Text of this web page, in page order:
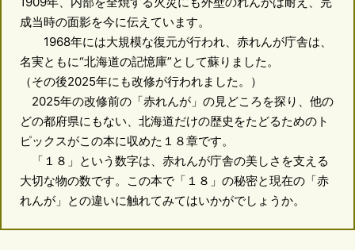
成当時の面影を今に伝えています。
1968年には大規模な復元が行われ、赤れんが庁舎は、
名実ともに“北海道の記憶庫”として蘇りました。
（その後2025年にも改修が行われました。）
2025年の改修前の「赤れんが」の見どころを探り、他の
どの都府県にもない、北海道だけの歴史をたどるためのト
ピックスがこの本に収めた１８章です。
「１８」という数字は、赤れんが庁舎の美しさを支える
大切な物の数です。この本で「１８」の秘密と現在の「赤
れんが」との違いに触れてみてはいかがでしょうか。